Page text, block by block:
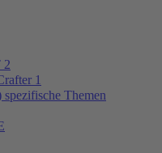
2
1
Themen